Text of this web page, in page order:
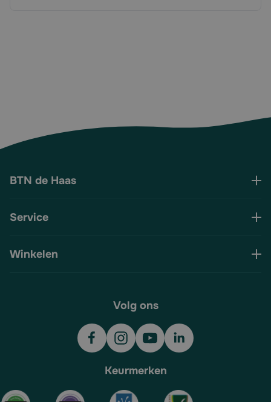
BTN de Haas
Service
Winkelen
Volg ons
Keurmerken